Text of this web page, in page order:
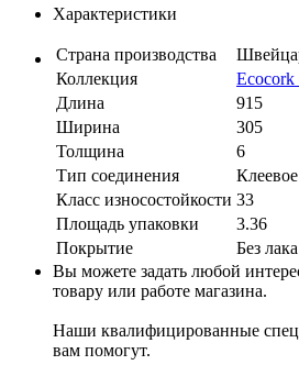
Характеристики
Страна производства
Коллекция
Ecocork
Длина
915
Ширина
305
Толщина
6
Тип соединения
Клеевое
Класс износостойкости 33
Площадь упаковки
3.36
Покрытие
Без лака
Вы можете задать любой
товару или работе магазина.
Наши квалифицированные
вам помогут.